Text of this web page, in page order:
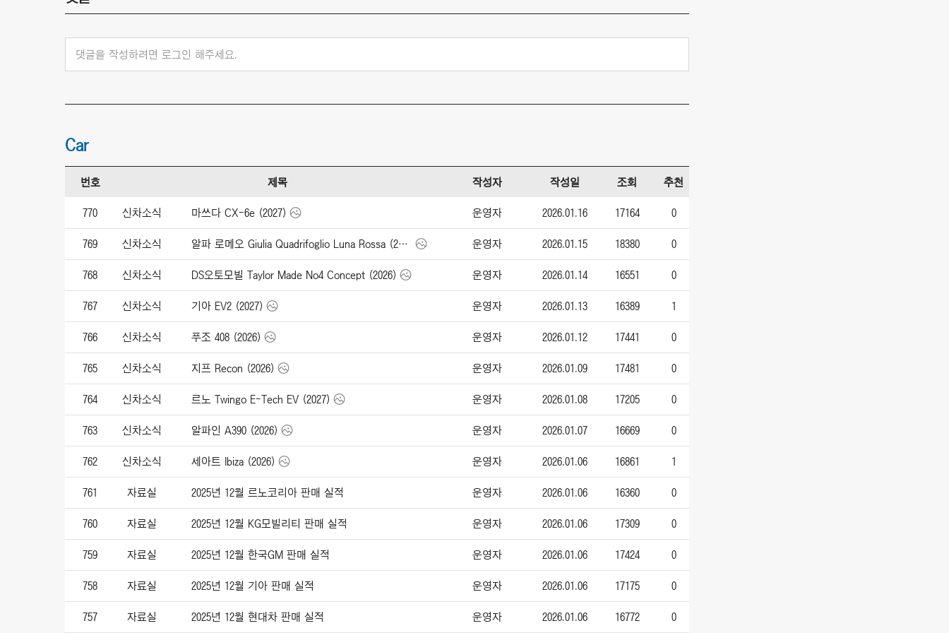
댓글을 작성하려면 로그인 해주세요.
Car
번호 제목 작성자 작성일 조회 추천
770 신차소식 마쓰다 CX-6e (2027) 운영자 2026.01.16 17164 0
769 신차소식 알파 로메오 Giulia Quadrifoglio Luna Rossa (2026) 운영자 2026.01.15 18380 0
768 신차소식 DS오토모빌 Taylor Made No4 Concept (2026) 운영자 2026.01.14 16551 0
767 신차소식 기아 EV2 (2027) 운영자 2026.01.13 16389 1
766 신차소식 푸조 408 (2026) 운영자 2026.01.12 17441 0
765 신차소식 지프 Recon (2026) 운영자 2026.01.09 17481 0
764 신차소식 르노 Twingo E-Tech EV (2027) 운영자 2026.01.08 17205 0
763 신차소식 알파인 A390 (2026) 운영자 2026.01.07 16669 0
762 신차소식 세아트 Ibiza (2026) 운영자 2026.01.06 16861 1
761 자료실 2025년 12월 르노코리아 판매 실적 운영자 2026.01.06 16360 0
760 자료실 2025년 12월 KG모빌리티 판매 실적 운영자 2026.01.06 17309 0
759 자료실 2025년 12월 한국GM 판매 실적 운영자 2026.01.06 17424 0
758 자료실 2025년 12월 기아 판매 실적 운영자 2026.01.06 17175 0
757 자료실 2025년 12월 현대차 판매 실적 운영자 2026.01.06 16772 0